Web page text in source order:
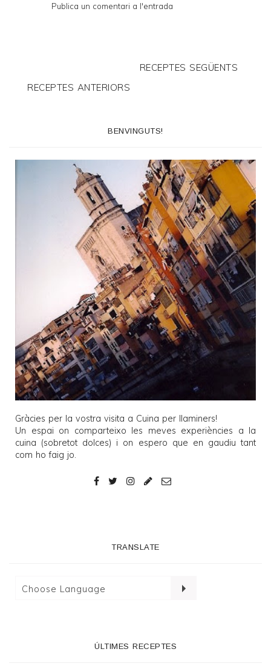
Publica un comentari a l'entrada
RECEPTES SEGÜENTS
RECEPTES ANTERIORS
BENVINGUTS!
Gràcies per la vostra visita a Cuina per llaminers!
Un espai on comparteixo les meves experiències a la
cuina (sobretot dolces) i on espero que en gaudiu tant
com ho faig jo.
TRANSLATE
ÚLTIMES RECEPTES